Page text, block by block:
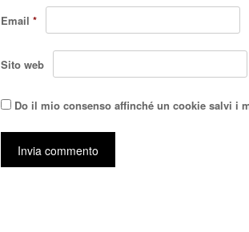
Email *
Sito web
Do il mio consenso affinché un cookie salvi i